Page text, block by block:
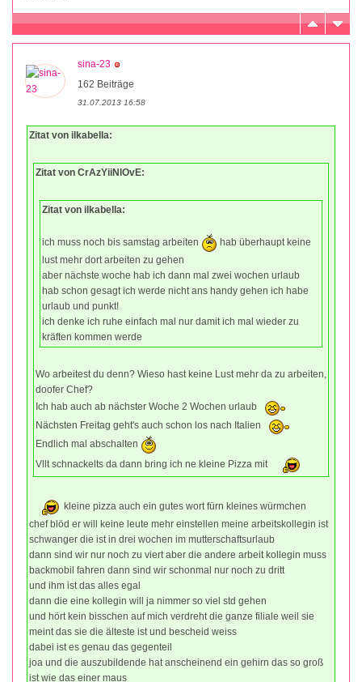
sina-23
162 Beiträge
31.07.2013 16:58
Zitat von ilkabella:
Zitat von CrAzYiiNlOvE:
Zitat von ilkabella:
ich muss noch bis samstag arbeiten
hab überhaupt keine
lust mehr dort arbeiten zu gehen
aber nächste woche hab ich dann mal zwei wochen urlaub
hab schon gesagt ich werde nicht ans handy gehen ich habe
urlaub und punkt!
ich denke ich ruhe einfach mal nur damit ich mal wieder zu
kräften kommen werde
Wo arbeitest du denn? Wieso hast keine Lust mehr da zu arbeiten,
doofer Chef?
Ich hab auch ab nächster Woche 2 Wochen urlaub
Nächsten Freitag geht's auch schon los nach Italien
Endlich mal abschalten
Vllt schnackelts da dann bring ich ne kleine Pizza mit
kleine pizza auch ein gutes wort fürn kleines würmchen
chef blöd er will keine leute mehr einstellen meine arbeitskollegin ist
schwanger die ist in drei wochen im mutterschaftsurlaub
dann sind wir nur noch zu viert aber die andere arbeit kollegin muss
backmobil fahren dann sind wir schonmal nur noch zu dritt
und ihm ist das alles egal
dann die eine kollegin will ja nimmer so viel std gehen
und hört kein bisschen auf mich verdreht die ganze filiale weil sie
meint das sie die älteste ist und bescheid weiss
dabei ist es genau das gegenteil
joa und die auszubildende hat anscheinend ein gehirn das so groß
ist wie das einer maus